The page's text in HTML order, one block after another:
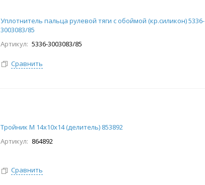
Уплотнитель пальца рулевой тяги с обоймой (кр.силикон) 5336-
3003083/85
Артикул: 5336-3003083/85
Сравнить
Тройник М 14х10х14 (делитель) 853892
Артикул: 864892
Сравнить